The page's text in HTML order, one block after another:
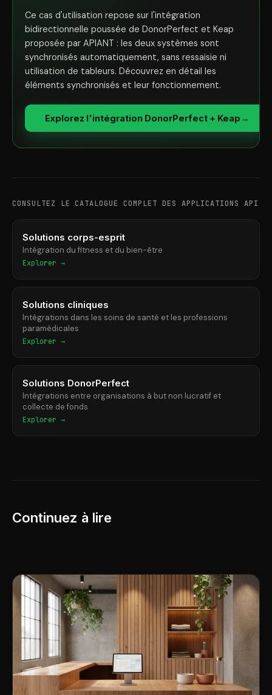
Ce cas d'utilisation repose sur l'intégration
bidirectionnelle poussée de DonorPerfect et Keap
proposée par APIANT : les deux systèmes sont
synchronisés automatiquement, sans ressaisie ni
utilisation de tableurs. Découvrez en détail les
éléments synchronisés et leur fonctionnement.
Explorez l'intégration DonorPerfect + Keap →
CONSULTEZ LE CATALOGUE COMPLET DES APPLICATIONS API
Solutions corps-esprit
Intégration du fitness et du bien-être
Explorer →
Solutions cliniques
Intégrations dans les soins de santé et les professions
paramédicales
Explorer →
Solutions DonorPerfect
Intégrations entre organisations à but non lucratif et
collecte de fonds
Explorer →
Continuez à lire